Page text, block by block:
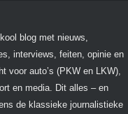
blog met nieuws,
interviews, feiten, opinie en
voor auto’s (PKW en LKW),
en media. Dit alles – en
de klassieke journalistieke